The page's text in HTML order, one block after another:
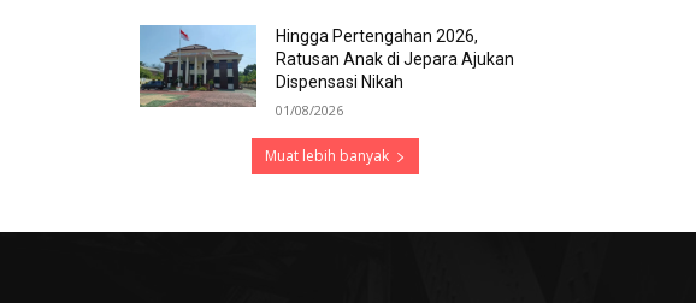
Hingga Pertengahan 2026,
Ratusan Anak di Jepara Ajukan
Dispensasi Nikah
01/08/2026
Muat lebih banyak